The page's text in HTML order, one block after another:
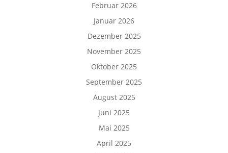
Februar 2026
Januar 2026
Dezember 2025
November 2025
Oktober 2025
September 2025
August 2025
Juni 2025
Mai 2025
April 2025